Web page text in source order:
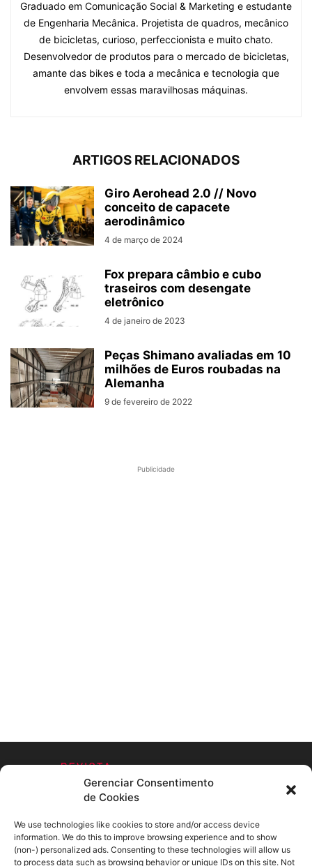
Graduado em Comunicação Social & Marketing e estudante
de Engenharia Mecânica. Projetista de quadros, mecânico
de bicicletas, curioso, perfeccionista e muito chato.
Desenvolvedor de produtos para o mercado de bicicletas,
amante das bikes e toda a mecânica e tecnologia que
envolvem essas maravilhosas máquinas.
ARTIGOS RELACIONADOS
Giro Aerohead 2.0 // Novo
conceito de capacete
aerodinâmico
4 de março de 2024
Fox prepara câmbio e cubo
traseiros com desengate
eletrônico
4 de janeiro de 2023
Peças Shimano avaliadas em 10
milhões de Euros roubadas na
Alemanha
9 de fevereiro de 2022
Publicidade
SOBRE NÓS
Gerenciar Consentimento
de Cookies
We use technologies like cookies to store and/or access device
information. We do this to improve browsing experience and to show
(non-) personalized ads. Consenting to these technologies will allow us
to process data such as browsing behavior or unique IDs on this site. Not